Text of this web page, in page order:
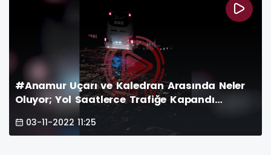
#Anamur Uçarı ve Kaledran Arasında Neler
Oluyor; Yol Saatlerce Trafiğe Kapandı…
03-11-2022 11:25